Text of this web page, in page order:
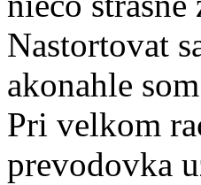
Nastortovat
akonahle
Pri velkom
prevodovka